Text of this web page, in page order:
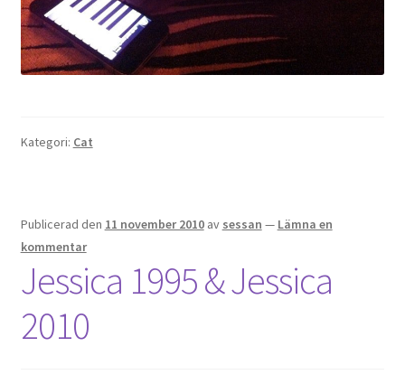
Kategori: Cat
Publicerad den 11 november 2010 av sessan — Lämna en
kommentar
Jessica 1995 & Jessica
2010